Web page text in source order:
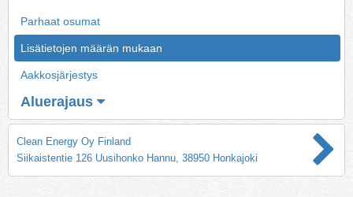
Parhaat osumat
Lisätietojen määrän mukaan
Aakkosjärjestys
Aluerajaus
Clean Energy Oy Finland
Siikaistentie 126 Uusihonko Hannu, 38950 Honkajoki